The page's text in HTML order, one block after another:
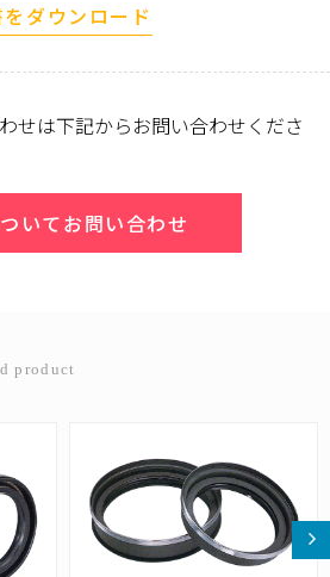
ダウンロード
せは下記からお問い合わせくださ
いてお問い合わせ
product